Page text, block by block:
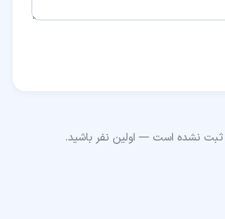
ثبت نشده است — اولین نفر باشید.